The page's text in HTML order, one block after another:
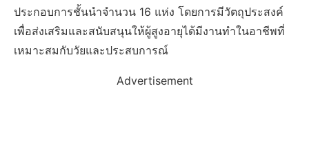
ประกอบการชั้นนำจำนวน 16 แห่ง โดยการมีวัตถุประสงค์
เพื่อส่งเสริมและสนับสนุนให้ผู้สูงอายุได้มีงานทำในอาชีพที่
เหมาะสมกับวัยและประสบการณ์
Advertisement